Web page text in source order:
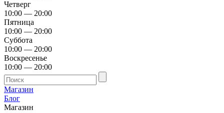
Четверг
10:00 — 20:00
Пятница
10:00 — 20:00
Суббота
10:00 — 20:00
Воскресенье
10:00 — 20:00
Магазин
Блог
Магазин